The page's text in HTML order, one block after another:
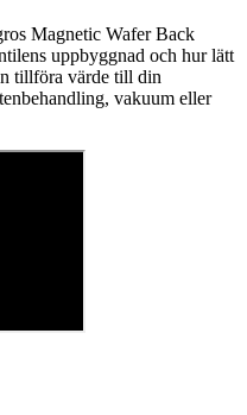
Magnetic Wafer Back
uppbyggnad och hur lätt
tillföra värde till din
vakuum eller